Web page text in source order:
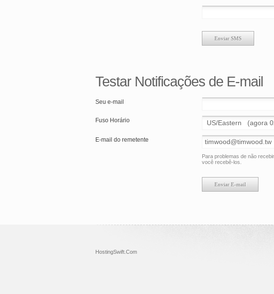
Testar Notificações de E-mail
Seu e-mail
Fuso Horário
E-mail do remetente
Para problemas de não
você recebê-los.
HostingSwift.Com